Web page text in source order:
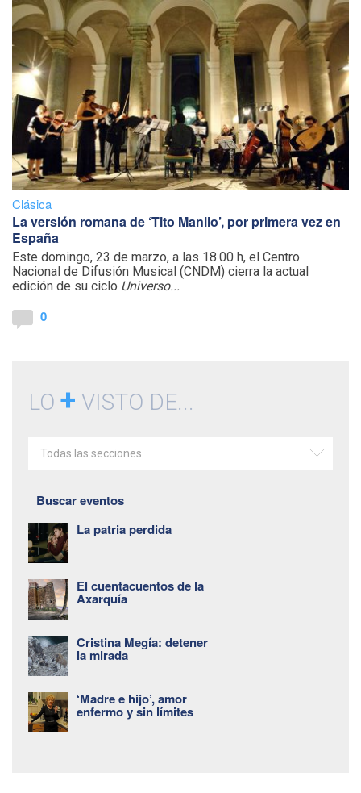
Clásica
La versión romana de ‘Tito Manlio’, por primera vez en
España
Este domingo, 23 de marzo, a las 18.00 h, el Centro
Nacional de Difusión Musical (CNDM) cierra la actual
edición de su ciclo Universo...
0
LO + VISTO DE...
Todas las secciones
Buscar eventos
La patria perdida
El cuentacuentos de la
Axarquía
Cristina Megía: detener
la mirada
‘Madre e hijo’, amor
enfermo y sin límites